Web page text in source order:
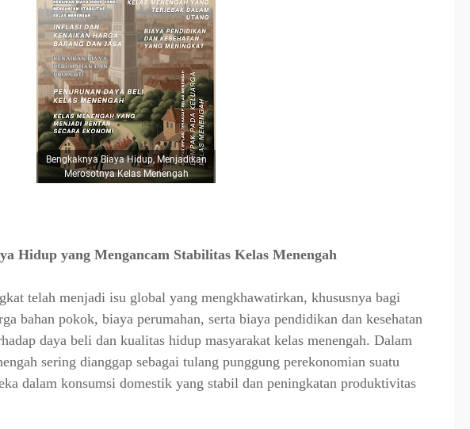
Menengah
oleh beberapa faktor, termasuk:
biaya kesehatan meliputi:
yang meningkat:
Menengah
dalam Utang
Rentan Secara Ekonomi
Kelas Menengah
ini meliputi:
Bengkaknya Biaya Hidup, Menjadikan
Merosotnya Kelas Menengah
Hidup yang Mengancam Stabilitas Kelas Menengah
telah menjadi isu global yang mengkhawatirkan, khususnya bagi
bahan pokok, biaya perumahan, serta biaya pendidikan dan kesehatan
daya beli dan kualitas hidup masyarakat kelas menengah. Dalam
sering dianggap sebagai tulang punggung perekonomian suatu
dalam konsumsi domestik yang stabil dan peningkatan produktivitas